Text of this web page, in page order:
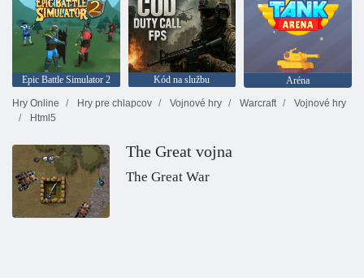
Epic Battle Simulator 2 Kód na službu
Aréna
Hry Online
Hry pre chlapcov Vojnové hry Warcraft
Vojnové hry
Html5
The Great vojna
The Great War